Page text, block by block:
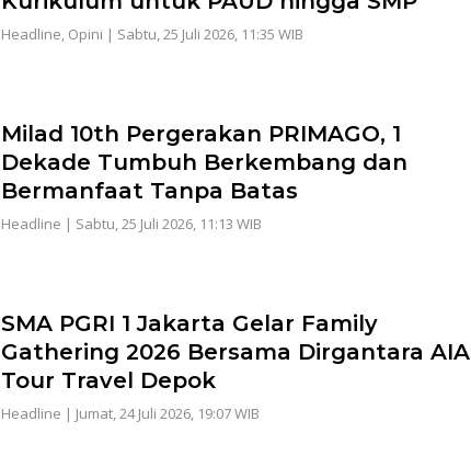
Headline, Opini | Sabtu, 25 Juli 2026, 11:35 WIB
Milad 10th Pergerakan PRIMAGO, 1
Dekade Tumbuh Berkembang dan
Bermanfaat Tanpa Batas
Headline | Sabtu, 25 Juli 2026, 11:13 WIB
SMA PGRI 1 Jakarta Gelar Family
Gathering 2026 Bersama Dirgantara AIA
Tour Travel Depok
Headline | Jumat, 24 Juli 2026, 19:07 WIB